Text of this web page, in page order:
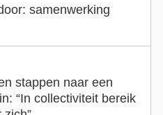
samenwerking
stappen naar een
“In collectiviteit bereik